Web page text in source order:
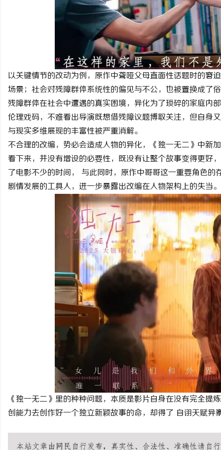
以关键情节的改动为例，原作中聋哑父母直面性话题时的窘
场景；社会对残障群体系统性的偏见与不公，也被置换成了
残障群体在社会中遭遇的真实困境，异化为了琐碎的家庭内
伦理戏码，不难看出导演既想借残障议题博取关注，但自身
与现实多维展现的丰富性被严重消解。
不合理的改编，势必会造成人物的异化，《独一无二》中新
看下来，并没有增设的必要性，既没有让整个故事变得更好
了电影不少的时间， 与此同时，原作中哥哥这一重要角色
剧情发展的工具人，进一步暴露出改编在人物架构上的失当。
《独一无二》里的种种问题，本质是影片自身在没有完全
创能力去创作好一个独立新颖故事的命，却得了 自诩天赋